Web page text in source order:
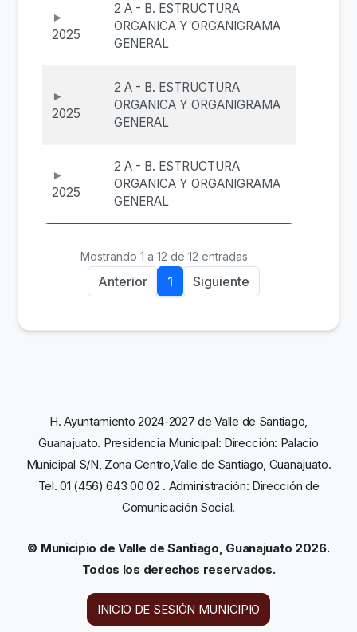
2025
2 A - B. ESTRUCTURA
ORGANICA Y ORGANIGRAMA
GENERAL
2025
2 A - B. ESTRUCTURA
ORGANICA Y ORGANIGRAMA
GENERAL
2025
2 A - B. ESTRUCTURA
ORGANICA Y ORGANIGRAMA
GENERAL
Mostrando 1 a 12 de 12 entradas
Anterior 1 Siguiente
H. Ayuntamiento 2024-2027 de Valle de Santiago,
Guanajuato. Presidencia Municipal: Dirección: Palacio
Municipal S/N, Zona Centro,Valle de Santiago, Guanajuato.
Tel. 01 (456) 643 00 02 . Administración: Dirección de
Comunicación Social.
© Municipio de Valle de Santiago, Guanajuato 2026.
Todos los derechos reservados.
INICIO DE SESIÓN MUNICIPIO